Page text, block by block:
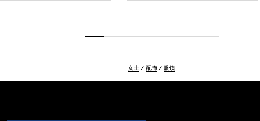
女士 配饰 眼镜